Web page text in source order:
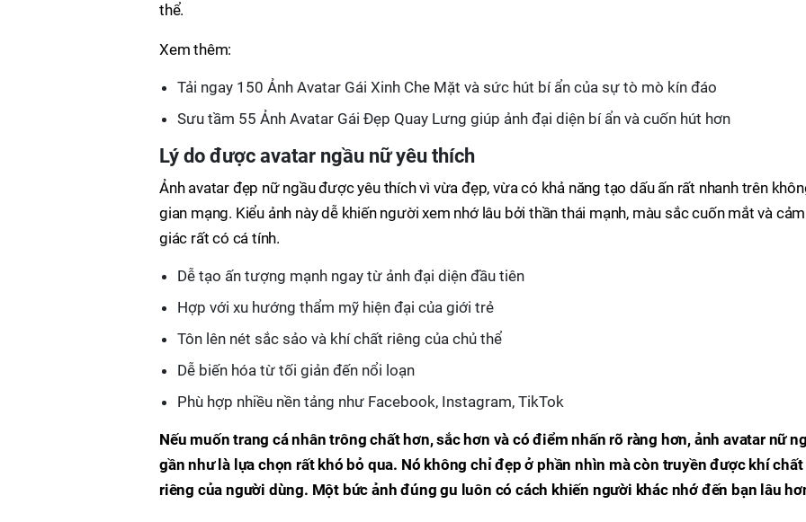
thể.
Xem thêm:
Tải ngay 150 Ảnh Avatar Gái Xinh Che Mặt và sức hút bí ẩn của sự tò mò kín đáo
Sưu tầm 55 Ảnh Avatar Gái Đẹp Quay Lưng giúp ảnh đại diện bí ẩn và cuốn hút hơn
Lý do được avatar ngầu nữ yêu thích
Ảnh avatar đẹp nữ ngầu được yêu thích vì vừa đẹp, vừa có khả năng tạo dấu ấn rất nhanh trên
gian mạng. Kiểu ảnh này dễ khiến người xem nhớ lâu bởi thần thái mạnh, màu sắc cuốn mắt và cảm
giác rất có cá tính.
Dễ tạo ấn tượng mạnh ngay từ ảnh đại diện đầu tiên
Hợp với xu hướng thẩm mỹ hiện đại của giới trẻ
Tôn lên nét sắc sảo và khí chất riêng của chủ thể
Dễ biến hóa từ tối giản đến nổi loạn
Phù hợp nhiều nền tảng như Facebook, Instagram, TikTok
Nếu muốn trang cá nhân trông chất hơn, sắc hơn và có điểm nhấn rõ ràng hơn, ảnh avatar nữ
gần như là lựa chọn rất khó bỏ qua. Nó không chỉ đẹp ở phần nhìn mà còn truyền được khí chất
riêng của người dùng. Một bức ảnh đúng gu luôn có cách khiến người khác nhớ đến bạn lâu